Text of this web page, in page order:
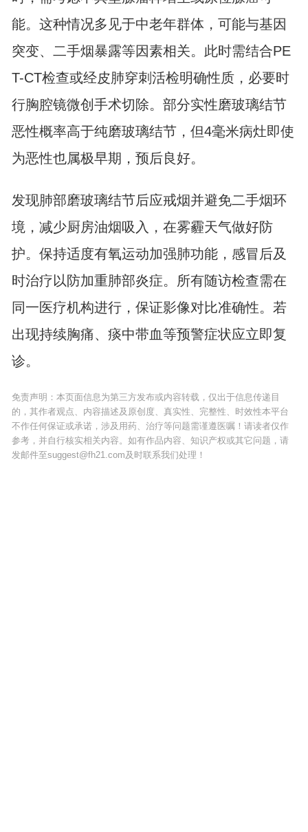
能。这种情况多见于中老年群体，可能与基因
突变、二手烟暴露等因素相关。此时需结合PE
T-CT检查或经皮肺穿刺活检明确性质，必要时
行胸腔镜微创手术切除。部分实性磨玻璃结节
恶性概率高于纯磨玻璃结节，但4毫米病灶即使
为恶性也属极早期，预后良好。
发现肺部磨玻璃结节后应戒烟并避免二手烟环
境，减少厨房油烟吸入，在雾霾天气做好防
护。保持适度有氧运动加强肺功能，感冒后及
时治疗以防加重肺部炎症。所有随访检查需在
同一医疗机构进行，保证影像对比准确性。若
出现持续胸痛、痰中带血等预警症状应立即复
诊。
免责声明：本页面信息为第三方发布或内容转载，仅出于信息传递目
的，其作者观点、内容描述及原创度、真实性、完整性、时效性本平台
不作任何保证或承诺，涉及用药、治疗等问题需谨遵医嘱！请读者仅作
参考，并自行核实相关内容。如有作品内容、知识产权或其它问题，请
发邮件至suggest@fh21.com及时联系我们处理！